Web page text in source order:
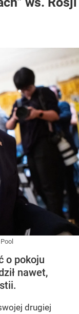
o pokoju
nawet,
drugiej